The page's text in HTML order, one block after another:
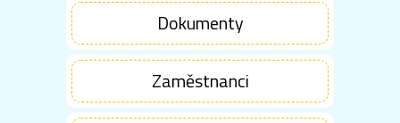
Dokumenty
Zaměstnanci